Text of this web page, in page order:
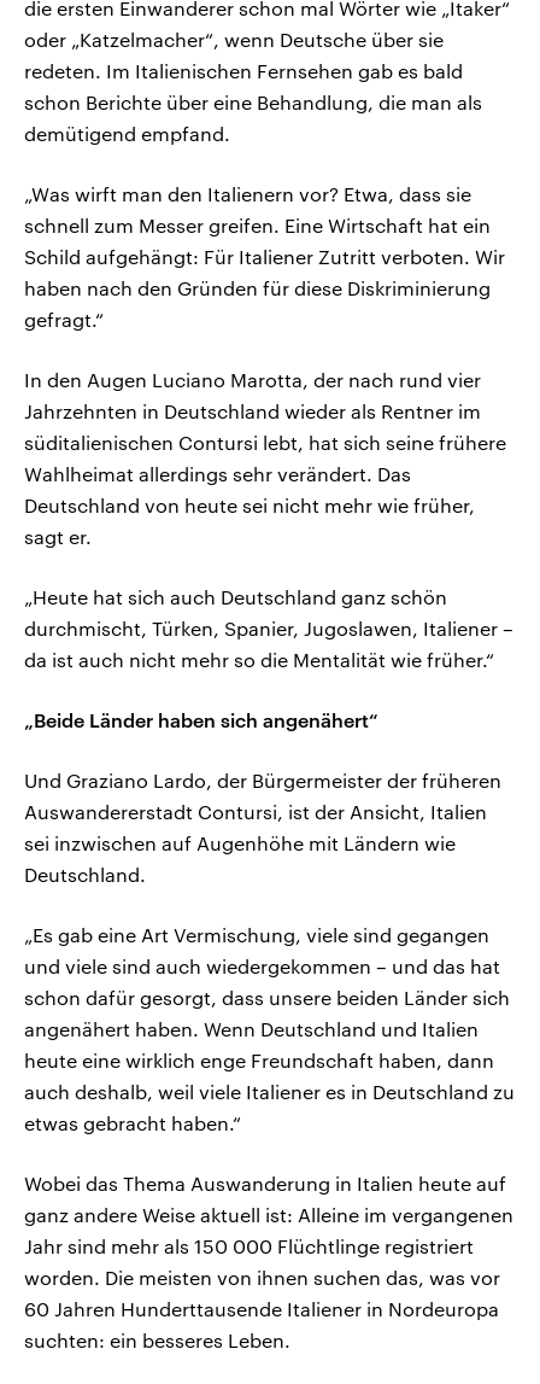
die ersten Einwanderer schon mal Wörter wie „Itaker“
oder „Katzelmacher“, wenn Deutsche über sie
redeten. Im Italienischen Fernsehen gab es bald
schon Berichte über eine Behandlung, die man als
demütigend empfand.
„Was wirft man den Italienern vor? Etwa, dass sie
schnell zum Messer greifen. Eine Wirtschaft hat ein
Schild aufgehängt: Für Italiener Zutritt verboten. Wir
haben nach den Gründen für diese Diskriminierung
gefragt.“
In den Augen Luciano Marotta, der nach rund vier
Jahrzehnten in Deutschland wieder als Rentner im
süditalienischen Contursi lebt, hat sich seine frühere
Wahlheimat allerdings sehr verändert. Das
Deutschland von heute sei nicht mehr wie früher,
sagt er.
„Heute hat sich auch Deutschland ganz schön
durchmischt, Türken, Spanier, Jugoslawen, Italiener –
da ist auch nicht mehr so die Mentalität wie früher.“
„Beide Länder haben sich angenähert“
Und Graziano Lardo, der Bürgermeister der früheren
Auswandererstadt Contursi, ist der Ansicht, Italien
sei inzwischen auf Augenhöhe mit Ländern wie
Deutschland.
„Es gab eine Art Vermischung, viele sind gegangen
und viele sind auch wiedergekommen – und das hat
schon dafür gesorgt, dass unsere beiden Länder sich
angenähert haben. Wenn Deutschland und Italien
heute eine wirklich enge Freundschaft haben, dann
auch deshalb, weil viele Italiener es in Deutschland zu
etwas gebracht haben.“
Wobei das Thema Auswanderung in Italien heute auf
ganz andere Weise aktuell ist: Alleine im vergangenen
Jahr sind mehr als 150 000 Flüchtlinge registriert
worden. Die meisten von ihnen suchen das, was vor
60 Jahren Hunderttausende Italiener in Nordeuropa
suchten: ein besseres Leben.